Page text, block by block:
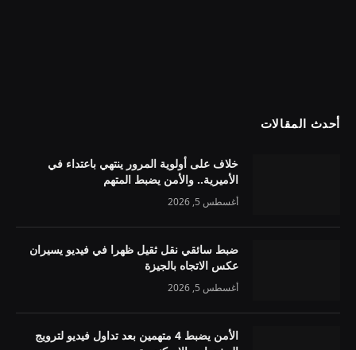
أحدث المقالات
خلاف على أولوية المرور ينتهي باعتداء في
الأميرية.. والأمن يضبط المتهم
أغسطس 5, 2026
ضبط سائقي نقل ثقيل ظهرا في فيديو يسيران
عكس الاتجاه بالجيزة
أغسطس 5, 2026
الأمن يضبط 4 متهمين بعد تداول فيديو لترويج